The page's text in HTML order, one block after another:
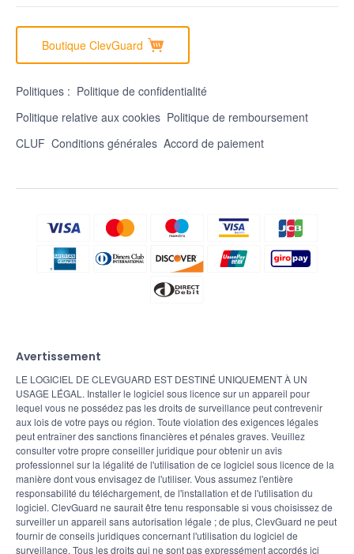
Boutique ClevGuard
Politiques : Politique de confidentialité
Politique relative aux cookies Politique de remboursement
CLUF Conditions générales Accord de paiement
Avertissement
LE LOGICIEL DE CLEVGUARD EST DESTINÉ UNIQUEMENT À UN
USAGE LÉGAL. Installer le logiciel sous licence sur un appareil pour
lequel vous ne possédez pas les droits de surveillance peut contrevenir
aux lois de votre pays ou région. Toute violation des exigences légales
peut entraîner des sanctions financières et pénales graves. Veuillez
consulter votre propre conseiller juridique pour obtenir un avis
professionnel sur la légalité de l'utilisation de ce logiciel sous licence de la
manière dont vous envisagez de l'utiliser. Vous assumez l'entière
responsabilité du téléchargement, de l'installation et de l'utilisation du
logiciel. ClevGuard ne saurait être tenu responsable si vous choisissez de
surveiller un appareil sans autorisation légale ; de plus, ClevGuard ne peut
fournir de conseils juridiques concernant l'utilisation du logiciel de
surveillance. Tous les droits qui ne sont pas expressément accordés ici